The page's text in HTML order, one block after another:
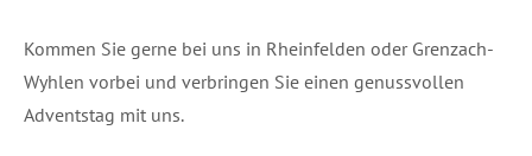
Kom­men Sie ger­ne bei uns in Rhein­fel­den oder Grenz­ach-
Wyh­len vor­bei und ver­brin­gen Sie einen genuss­vol­len
Advents­tag mit uns.